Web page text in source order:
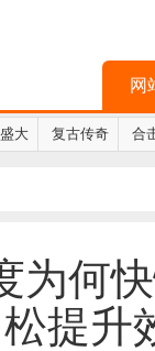
网
大 复古传奇 合
为何
松提升